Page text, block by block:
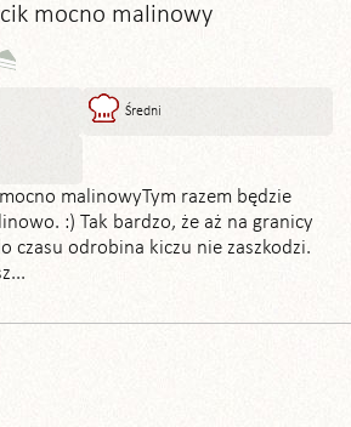
mocno malinowy
Średni
malinowyTym razem będzie
:) Tak bardzo, że aż na granicy
czasu odrobina kiczu nie zaszkodzi.